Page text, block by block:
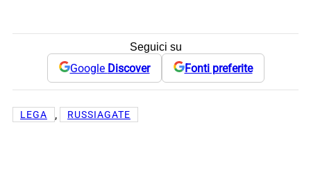
Seguici su
Google Discover Fonti preferite
LEGA , RUSSIAGATE